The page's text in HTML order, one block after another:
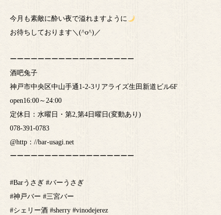
今月も素敵に酔い夜で溢れますように
お待ちしております＼(^o^)／
ーーーーーーーーーーーーーーーーーー
酒吧兔子
神戸市中央区中山手通1-2-3リアライズ生田新道ビル6F
open16:00～24:00
定休日：水曜日・第2,第4日曜日(変動あり)
078-391-0783
@http：//bar-usagi.net
ーーーーーーーーーーーーーーーーーー
#Barうさぎ #バーうさぎ
#神戸バー #三宮バー
#シェリー酒 #sherry #vinodejerez